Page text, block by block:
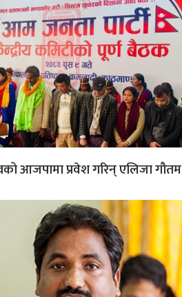
आजपामा प्रवेश गरिन् एलिजा गौतम